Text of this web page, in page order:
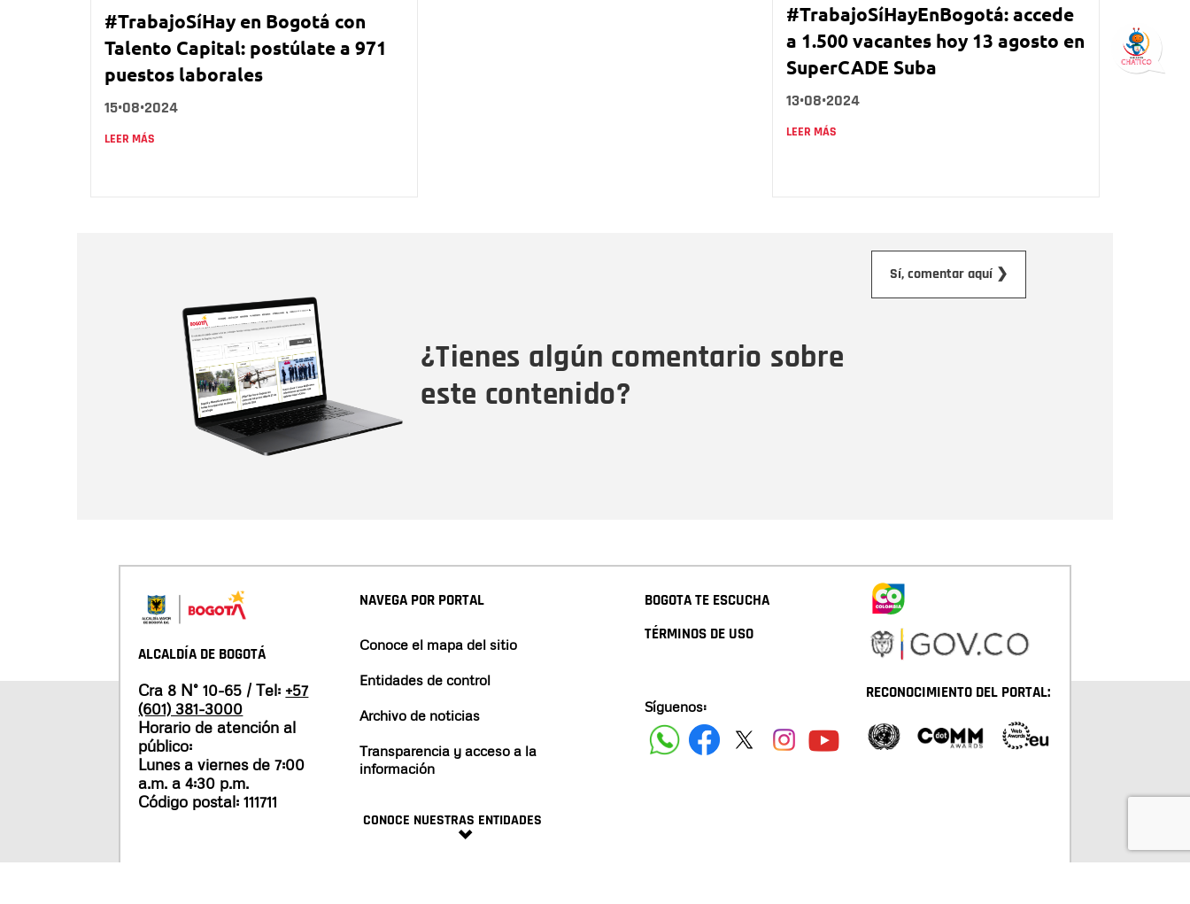
#TrabajoSíHay en Bogotá con
Talento Capital: postúlate a 971
puestos laborales
15•08•2024
LEER MÁS
#TrabajoSíHayEnBogotá: accede
a 1.500 vacantes hoy 13 agosto en
SuperCADE Suba
13•08•2024
LEER MÁS
¿Tienes algún comentario sobre
este contenido?
Sí, comentar aquí ❯
ALCALDÍA DE BOGOTÁ
Cra 8 N° 10-65 / Tel: +57
(601) 381-3000
Horario de atención al
público:
Lunes a viernes de 7:00
a.m. a 4:30 p.m.
Código postal: 111711
NAVEGA POR PORTAL
Conoce el mapa del sitio
Entidades de control
Archivo de noticias
Transparencia y acceso a la
información
CONOCE NUESTRAS ENTIDADES
BOGOTA TE ESCUCHA
TÉRMINOS DE USO
Síguenos:
RECONOCIMIENTO DEL PORTAL: